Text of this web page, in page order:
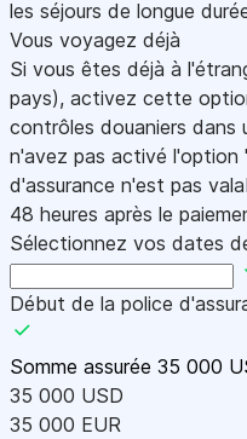
les séjours de longue
Vous voyagez déjà
Si vous êtes déjà à
pays), activez cette
contrôles douaniers dans
n'avez pas activé l'option
d'assurance n'est pas
48 heures après le
Sélectionnez vos dates
Début de la police
Somme assurée 35 000
35 000 USD
35 000 EUR